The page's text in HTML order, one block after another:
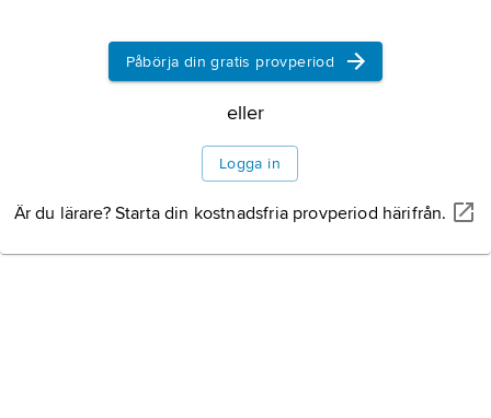
Påbörja din gratis provperiod
eller
Logga in
Är du lärare? Starta din kostnadsfria provperiod härifrån.